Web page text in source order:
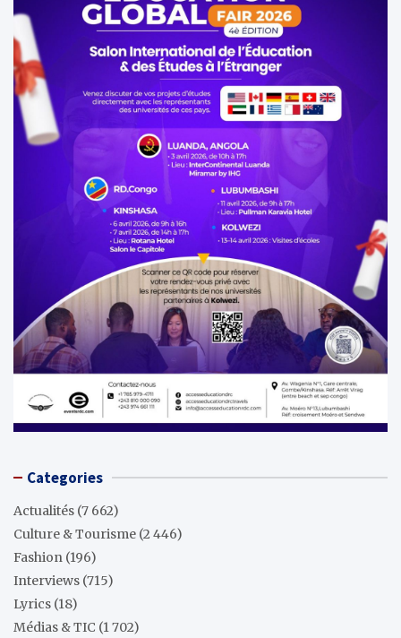
Categories
Actualités (7 662)
Culture & Tourisme (2 446)
Fashion (196)
Interviews (715)
Lyrics (18)
Médias & TIC (1 702)